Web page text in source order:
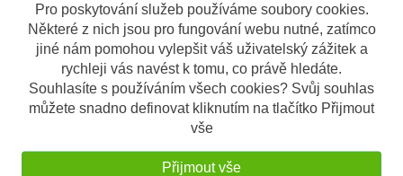
Pro poskytování služeb používáme soubory cookies.
Některé z nich jsou pro fungování webu nutné, zatímco
jiné nám pomohou vylepšit váš uživatelský zážitek a
rychleji vás navést k tomu, co právě hledáte.
Souhlasíte s používáním všech cookies? Svůj souhlas
můžete snadno definovat kliknutím na tlačítko Přijmout
vše
Přijmout vše
Popis Odeslat dotaz
Popis výrobku
T 219 podpěry brašen Honda CB 600 F
Hornet (07-10), černé